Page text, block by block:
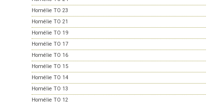
Homélie TO 23
Homélie TO 21
Homélie TO 19
Homélie TO 17
Homélie TO 16
Homélie TO 15
Homélie TO 14
Homélie TO 13
Homélie TO 12